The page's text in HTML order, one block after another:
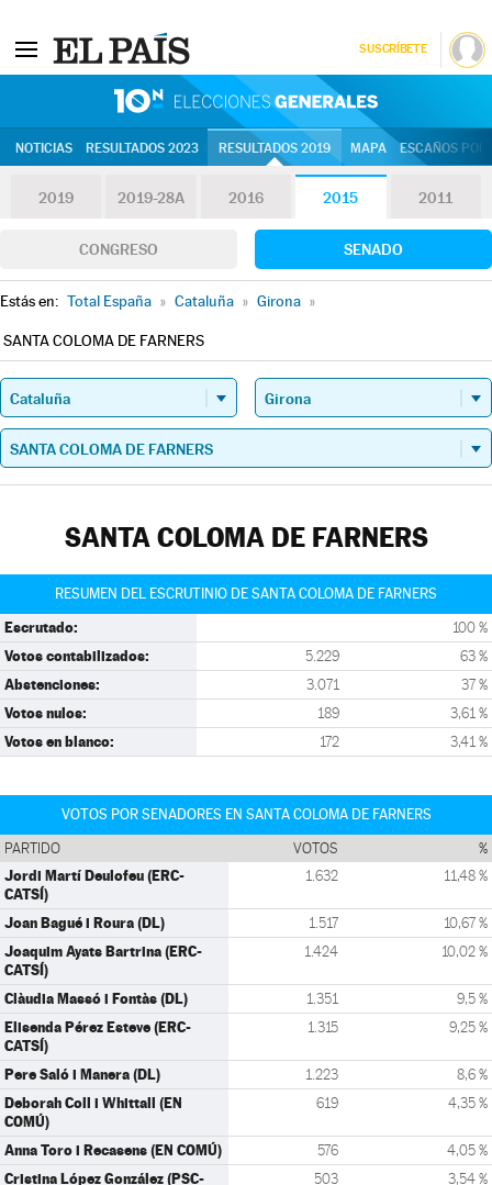
SUSCRÍBETE
NOTICIAS RESULTADOS 2023 RESULTADOS 2019 MAPA ESCAÑOS
2019 2019-28A 2016 2015 2011
CONGRESO SENADO
Estás en: Total España » Cataluña » Girona »
SANTA COLOMA DE FARNERS
SANTA COLOMA DE FARNERS
RESUMEN DEL ESCRUTINIO DE SANTA COLOMA DE FARNERS
Escrutado: 100 %
Votos contabilizados: 5.229 63 %
Abstenciones: 3.071 37 %
Votos nulos: 189 3,61 %
Votos en blanco: 172 3,41 %
VOTOS POR SENADORES EN SANTA COLOMA DE FARNERS
PARTIDO VOTOS %
Jordi Martí Deulofeu (ERC-
CATSÍ)
1.632 11,48 %
Joan Bagué i Roura (DL) 1.517 10,67 %
Joaquim Ayats Bartrina (ERC-
CATSÍ)
1.424 10,02 %
Clàudia Massó i Fontàs (DL) 1.351 9,5 %
Elisenda Pérez Esteve (ERC-
CATSÍ)
1.315 9,25 %
Pere Saló i Manera (DL) 1.223 8,6 %
Deborah Coll i Whittall (EN
COMÚ)
619 4,35 %
Anna Toro i Recasens (EN COMÚ) 576 4,05 %
Cristina López González (PSC-
503 3,54 %